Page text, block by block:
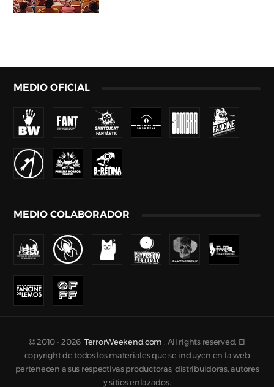
MEDIO OFICIAL
MEDIO COLABORADOR
2010 -2026 TerrorWeekend.com . All rights reserved. El
copyright de todos los materiales que se incluyen en la web
pertenecen a sus respectivas productoras, distribuidoras, autores
y sitios enlazados.